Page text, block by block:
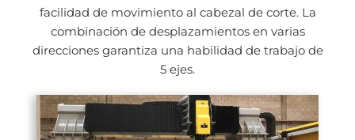
facilidad de movimiento al cabezal de corte. La
combinación de desplazamientos en varias
direcciones garantiza una habilidad de trabajo de
5 ejes.